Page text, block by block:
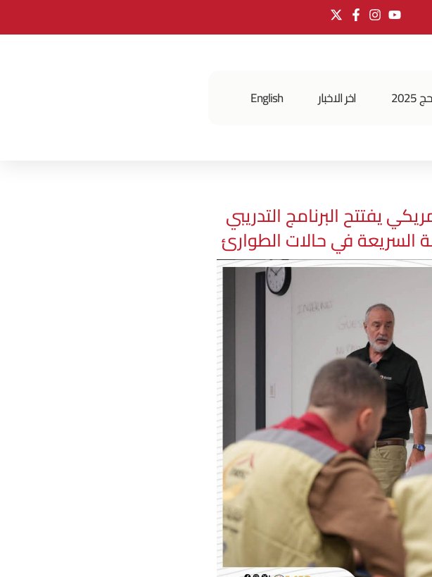
2025 اخر الاخبار English
يفتتح البرنامج التدريبي
السريعة في حالات الطوارئ